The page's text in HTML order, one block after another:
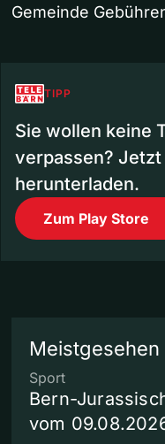
Gemeinde
TIPP
Sie wollen keine
verpassen?
herunterladen.
Zum Play Store
Meistgesehen
Sport
Bern-
vom